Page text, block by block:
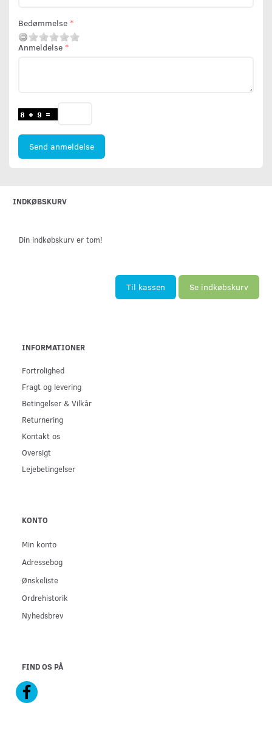
Bedømmelse
Anmeldelse
Send anmeldelse
INDKØBSKURV
Din indkøbskurv er tom!
Til kassen Se indkøbskurv
INFORMATIONER
Fortrolighed
Fragt og levering
Betingelser & Vilkår
Returnering
Kontakt os
Oversigt
Lejebetingelser
KONTO
Min konto
Adressebog
Ønskeliste
Ordrehistorik
Nyhedsbrev
FIND OS PÅ